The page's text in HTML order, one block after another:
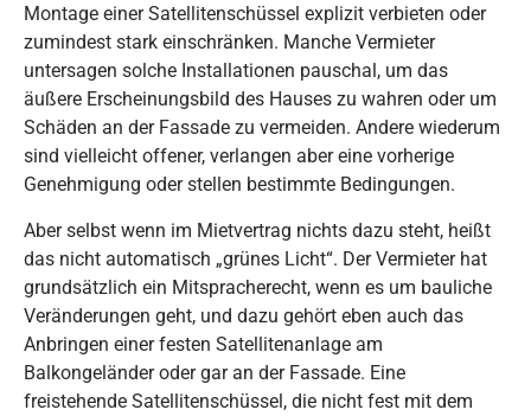
Montage einer Satellitenschüssel explizit verbieten oder
zumindest stark einschränken. Manche Vermieter
untersagen solche Installationen pauschal, um das
äußere Erscheinungsbild des Hauses zu wahren oder um
Schäden an der Fassade zu vermeiden. Andere wiederum
sind vielleicht offener, verlangen aber eine vorherige
Genehmigung oder stellen bestimmte Bedingungen.
Aber selbst wenn im Mietvertrag nichts dazu steht, heißt
das nicht automatisch „grünes Licht“. Der Vermieter hat
grundsätzlich ein Mitspracherecht, wenn es um bauliche
Veränderungen geht, und dazu gehört eben auch das
Anbringen einer festen Satellitenanlage am
Balkongeländer oder gar an der Fassade. Eine
freistehende Satellitenschüssel, die nicht fest mit dem